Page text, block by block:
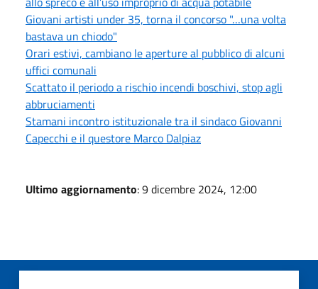
Giovani artisti under 35, torna il concorso "…una volta
bastava un chiodo"
Orari estivi, cambiano le aperture al pubblico di alcuni
uffici comunali
Scattato il periodo a rischio incendi boschivi, stop agli
abbruciamenti
Stamani incontro istituzionale tra il sindaco Giovanni
Capecchi e il questore Marco Dalpiaz
Ultimo aggiornamento: 9 dicembre 2024, 12:00